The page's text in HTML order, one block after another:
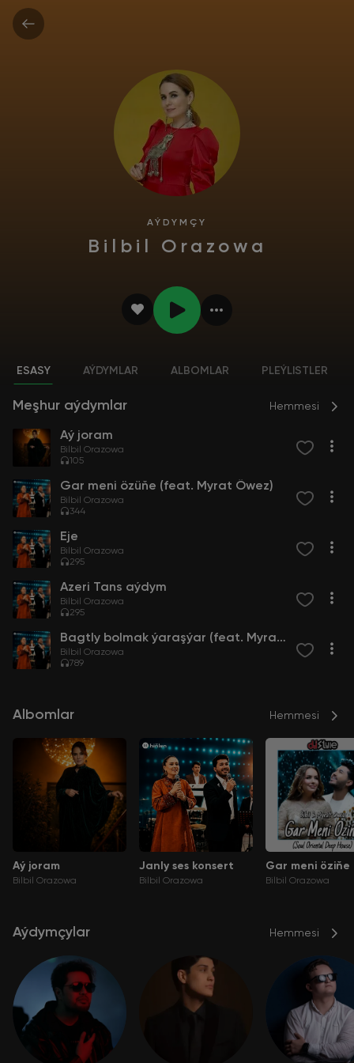
AÝDYMÇY
Bilbil Orazowa
ESASY AÝDYMLAR ALBOMLAR PLEÝLISTLER
Meşhur aýdymlar Hemmesi
Aý joram
Bilbil Orazowa
105
Gar meni özüňe (feat. Myrat Öwez)
Bilbil Orazowa
344
Eje
Bilbil Orazowa
295
Azeri Tans aýdym
Bilbil Orazowa
295
Bagtly bolmak ýaraşýar (feat. Myrat Öwez)
Bilbil Orazowa
789
Albomlar Hemmesi
Aý joram
Bilbil Orazowa
Janly ses konsert
Bilbil Orazowa
Gar meni öziňe
Bilbil Orazowa
Aýdymçylar Hemmesi